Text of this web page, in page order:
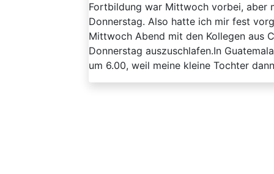
Fortbildung war Mittwoch vorbei, aber
Donnerstag. Also hatte ich mir fest
Mittwoch Abend mit den Kollegen aus
Donnerstag auszuschlafen.In
um 6.00, weil meine kleine Tochter